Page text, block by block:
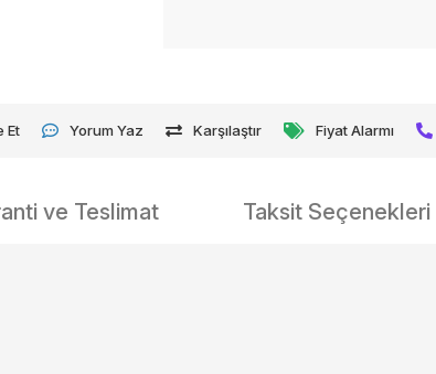
Et Yorum Yaz Karşılaştır Fiyat Alarmı
ve Teslimat Taksit Seçenekleri